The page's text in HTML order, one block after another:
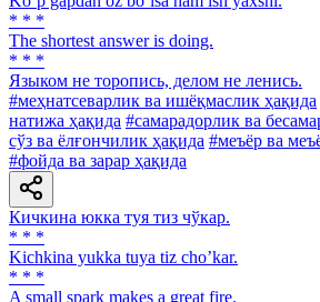
* * *
The shortest answer is doing.
* * *
Языком не торопись, делом не ленись.
#меҳнатсеварлик ва ишёқмаслик ҳақида
натижа ҳақида #самарадорлик ва
сўз ва ёлғончилик ҳақида #меъёр ва
#фойда ва зарар ҳақида
Кичкина юкка туя тиз чўкар.
* * *
Kichkina yukka tuya tiz choʼkar.
* * *
A small spark makes a great fire.